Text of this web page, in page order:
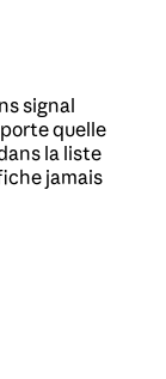
signal
quelle
la liste
jamais